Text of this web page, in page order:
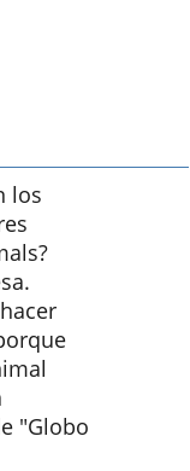
los
"Globo